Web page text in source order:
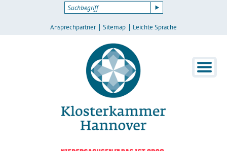
Ansprechpartner Sitemap Leichte Sprache